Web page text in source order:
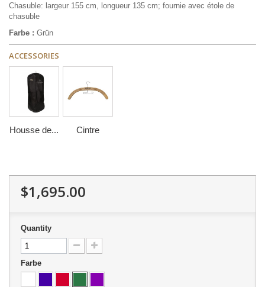
Chasuble: largeur 155 cm, longueur 135 cm; fournie avec étole de
chasuble
Farbe : Grün
ACCESSORIES
Housse de... Cintre
$1,695.00
Quantity
Farbe